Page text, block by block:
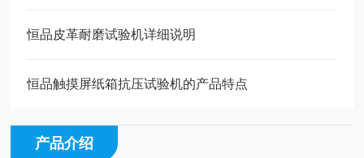
恒品皮革耐磨试验机详细说明
恒品触摸屏纸箱抗压试验机的产品特点
产品介绍